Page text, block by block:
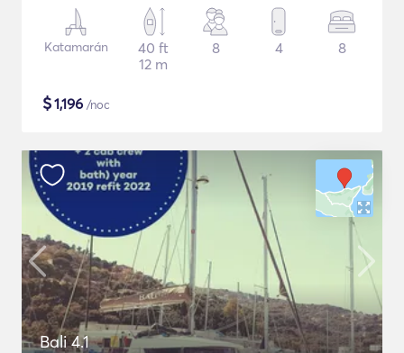
Katamarán
40 ft
12 m
8 4 8
$1,196 /noc
Bali 4.1